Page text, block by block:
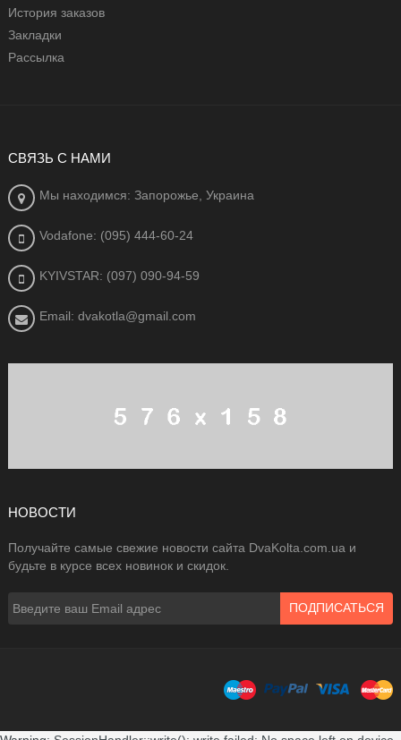
История заказов
Закладки
Рассылка
СВЯЗЬ С НАМИ
Мы находимся: Запорожье, Украина
Vodafone: (095) 444-60-24
KYIVSTAR: (097) 090-94-59
Email: dvakotla@gmail.com
НОВОСТИ
Получайте самые свежие новости сайта DvaKolta.com.ua и
будьте в курсе всех новинок и скидок.
ПОДПИСАТЬСЯ